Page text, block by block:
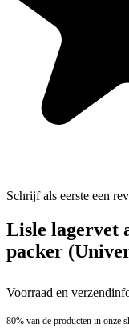
Schrijf als eerste een
Lisle lagervet
packer
Voorraad en
80% van de producten in onze